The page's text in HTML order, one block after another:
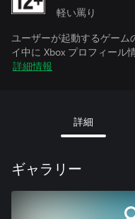
軽い罵り
ユーザーが起動するゲーム
イ中に Xbox プロフィール
詳細情報
詳細
ギャラリー